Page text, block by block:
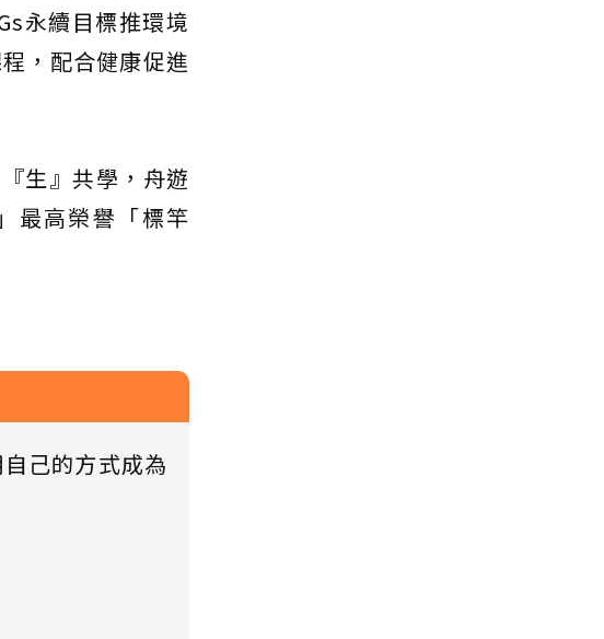
永續目標推環境
，配合健康促進
生』共學，舟遊
最高榮譽「標竿
己的方式成為